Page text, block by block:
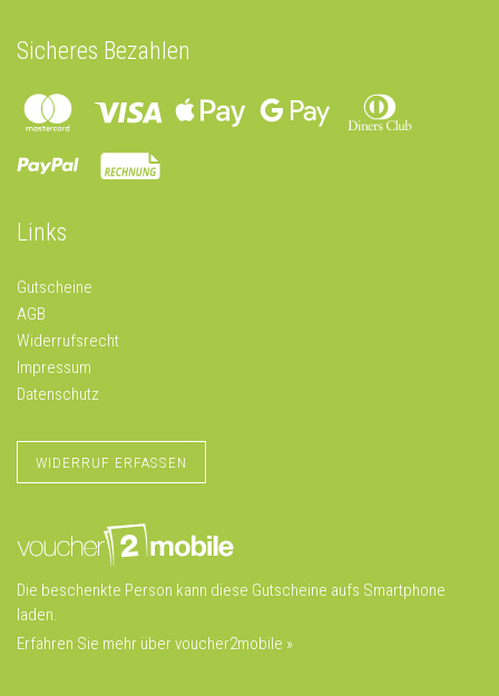
Sicheres Bezahlen
Links
Gutscheine
AGB
Widerrufsrecht
Impressum
Datenschutz
WIDERRUF ERFASSEN
Die beschenkte Person kann diese Gutscheine aufs Smartphone
laden.
Erfahren Sie mehr über voucher2mobile »